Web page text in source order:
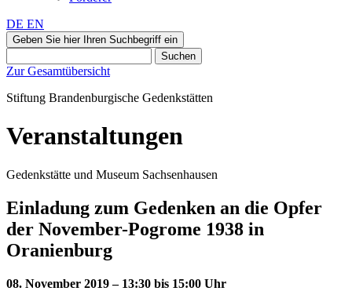
DE EN
Geben Sie hier Ihren Suchbegriff ein
Suchen
Zur Gesamtübersicht
Stiftung Brandenburgische Gedenkstätten
Veranstaltungen
Gedenkstätte und Museum Sachsenhausen
Einladung zum Gedenken an die Opfer
der November-Pogrome 1938 in
Oranienburg
08. November 2019 – 13:30 bis 15:00 Uhr